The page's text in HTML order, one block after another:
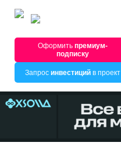
Оформитьпремиум-
подписку
Запрос инвестицийв проект